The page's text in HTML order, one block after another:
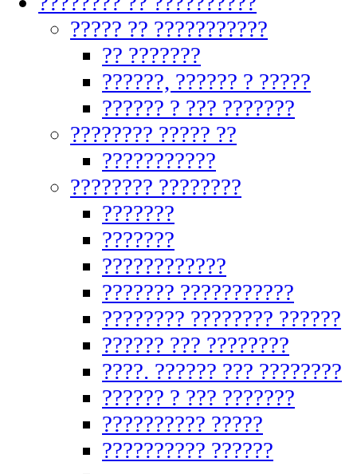
????? ?? ???????????
?? ???????
??????, ?????? ? ?????
?????? ? ??? ???????
???????? ????? ??
???????????
???????? ????????
???????
???????
????????????
??????? ???????????
???????? ???????? ??????
?????? ??? ????????
????. ?????? ??? ????????
?????? ? ??? ???????
?????????? ?????
?????????? ??????